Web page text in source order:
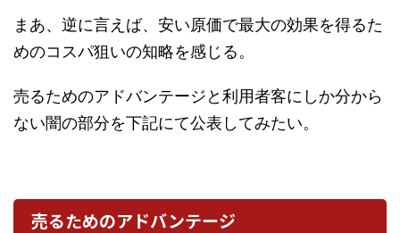
まあ、逆に言えば、安い原価で最大の効果を得るた
めのコスパ狙いの知略を感じる。
売るためのアドバンテージと利用者客にしか分から
ない闇の部分を下記にて公表してみたい。
売るためのアドバンテージ